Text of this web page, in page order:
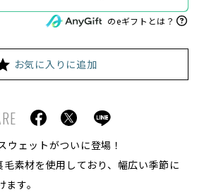
のeギフトとは？
お気に入りに追加
ウェットがついに登場！
素材を使用しており、幅広い季節に
す。